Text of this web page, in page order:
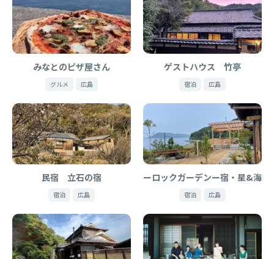
みなとのピザ屋さん
グルメ 広島
ゲストハウス 竹亭
宿泊 広島
民宿 立石の宿
宿泊 広島
ーロックガーデンー宿・星&海
宿泊 広島